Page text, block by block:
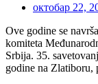
октобар 22,
Ove godine se
komiteta
Srbija. 35.
godine na Zlatiboru,